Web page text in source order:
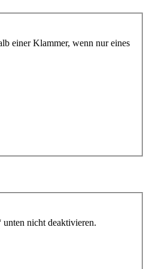
einer Klammer, wenn nur eines
nicht deaktivieren.